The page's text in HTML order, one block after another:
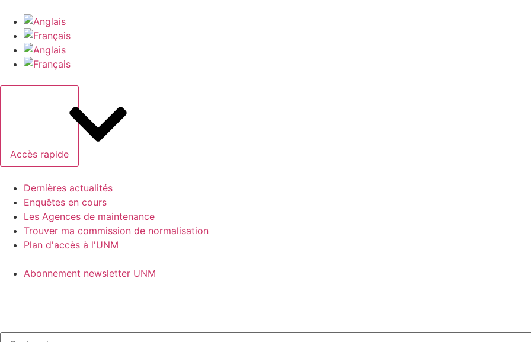
Accès rapide
Dernières actualités
Enquêtes en cours
Les Agences de maintenance
Trouver ma commission de normalisation
Plan d'accès à l'UNM
Abonnement newsletter UNM